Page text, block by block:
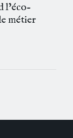
l’éco-
métier